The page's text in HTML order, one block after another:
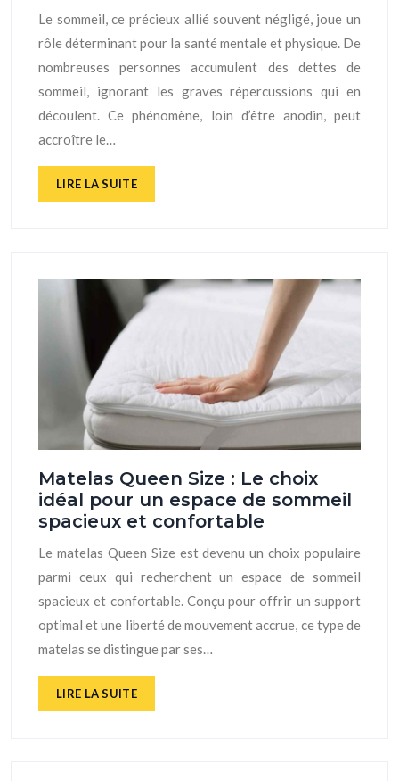
Le sommeil, ce précieux allié souvent négligé, joue un
rôle déterminant pour la santé mentale et physique. De
nombreuses personnes accumulent des dettes de
sommeil, ignorant les graves répercussions qui en
découlent. Ce phénomène, loin d’être anodin, peut
accroître le…
LIRE LA SUITE
Matelas Queen Size : Le choix
idéal pour un espace de sommeil
spacieux et confortable
Le matelas Queen Size est devenu un choix populaire
parmi ceux qui recherchent un espace de sommeil
spacieux et confortable. Conçu pour offrir un support
optimal et une liberté de mouvement accrue, ce type de
matelas se distingue par ses…
LIRE LA SUITE